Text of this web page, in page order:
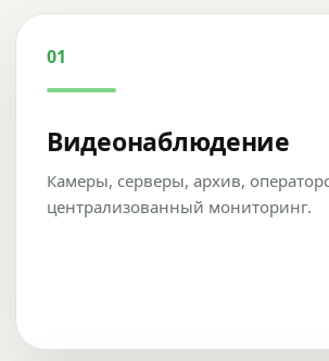
01
Видеонаблюдение
Камеры, серверы, архив,
централизованный мониторинг.